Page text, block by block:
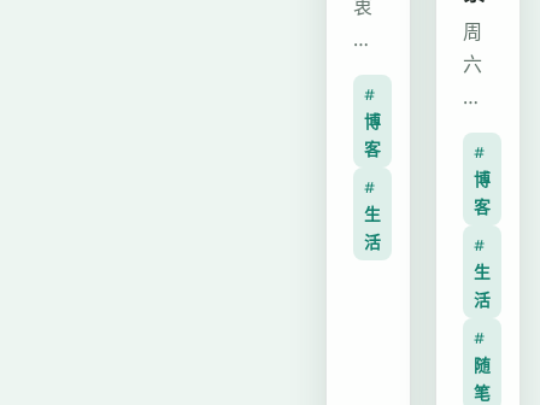
效
果，
升
级
音
乐
播
放
搜
索
等
实
用
功
能，
适
配
全
设
备，
衷
于
静
态
博
客
架
构
优
#
博
客
#
生
活
周
六
暂
别
学
业
压
力，
反
思
游
戏
#
博
客
#
生
活
#
随
笔